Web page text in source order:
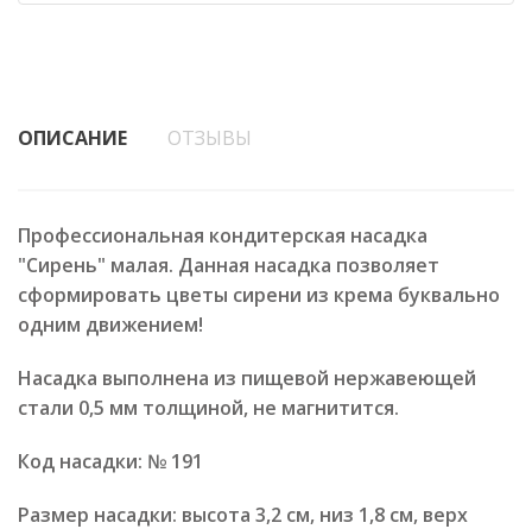
ОПИСАНИЕ ОТЗЫВЫ
Профессиональная кондитерская насадка
"Сирень" малая. Данная насадка позволяет
сформировать цветы сирени из крема буквально
одним движением!
Насадка выполнена из пищевой нержавеющей
стали 0,5 мм толщиной, не магнитится.
Код насадки: № 191
Размер насадки: высота 3,2 см, низ 1,8 см, верх